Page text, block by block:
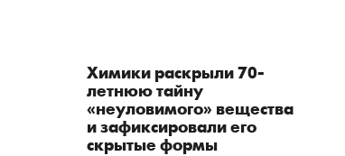
Химики раскрыли 70-
летнюю тайну
«неуловимого» вещества
и зафиксировали его
скрытые формы